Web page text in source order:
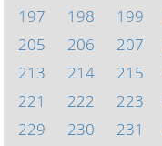
197
198 199
205
206 207
213
214 215
221
222 223
229
230 231